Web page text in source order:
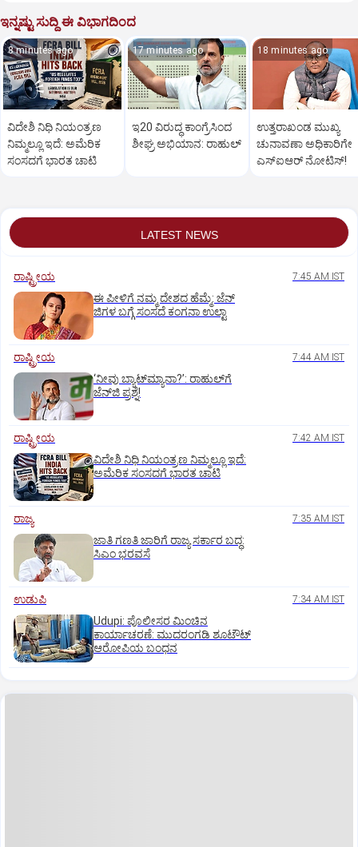
ಇನ್ನಷ್ಟು ಸುದ್ದಿ ಈ ವಿಭಾಗದಿಂದ
8 minutes ago
ವಿದೇಶಿ ನಿಧಿ ನಿಯಂತ್ರಣ
ನಿಮ್ಮಲ್ಲೂ ಇದೆ: ಅಮೆರಿಕ
ಸಂಸದಗೆ ಭಾರತ ಚಾಟಿ
17 minutes ago
ಇ20 ವಿರುದ್ಧ ಕಾಂಗ್ರೆಸಿಂದ
ಶೀಘ್ರ ಅಭಿಯಾನ: ರಾಹುಲ್‌
18 minutes ago
ಉತ್ತರಾಖಂಡ ಮುಖ್ಯ
ಚುನಾವಣಾ ಅಧಿಕಾರಿಗೇ
ಎಸ್‌ಐಆರ್ ನೋಟಿಸ್!
LATEST NEWS
ರಾಷ್ಟ್ರೀಯ 7:45 AM IST
ಈ ಪೀಳಿಗೆ ನಮ್ಮ ದೇಶದ ಹೆಮ್ಮೆ: ಜೆನ್‌
ಜಿಗಳ ಬಗ್ಗೆ ಸಂಸದೆ ಕಂಗನಾ ಉಲ್ಟಾ
ರಾಷ್ಟ್ರೀಯ 7:44 AM IST
‘ನೀವು ಬ್ಯಾಟ್‌ಮ್ಯಾನಾ?’: ರಾಹುಲ್‌ಗೆ
ಜೆನ್‌ಜಿ ಪ್ರಶ್ನೆ!
ರಾಷ್ಟ್ರೀಯ 7:42 AM IST
ವಿದೇಶಿ ನಿಧಿ ನಿಯಂತ್ರಣ ನಿಮ್ಮಲ್ಲೂ ಇದೆ:
ಅಮೆರಿಕ ಸಂಸದಗೆ ಭಾರತ ಚಾಟಿ
ರಾಜ್ಯ 7:35 AM IST
ಜಾತಿ ಗಣತಿ ಜಾರಿಗೆ ರಾಜ್ಯ ಸರ್ಕಾರ ಬದ್ಧ:
ಸಿಎಂ ಭರವಸೆ
ಉಡುಪಿ 7:34 AM IST
Udupi: ಪೊಲೀಸರ ಮಿಂಚಿನ
ಕಾರ್ಯಾಚರಣೆ: ಮುದರಂಗಡಿ ಶೂಟೌಟ್‌
ಆರೋಪಿಯ ಬಂಧನ